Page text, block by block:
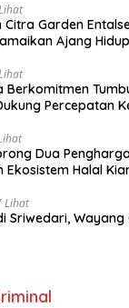
Citra Garden
Ajang
Berkomitmen
Percepatan
Dua
Ekosistem Halal
Lihat
Sriwedari,